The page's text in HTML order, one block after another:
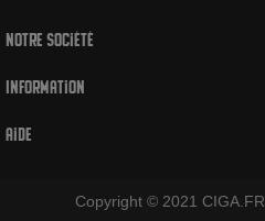
La collection Alfaliquid Classics
saveurs familières de tabac.
vous trouverez des options
doux et équilibré ou une saveur
Notre société
Information
Aide
Copyright © 2021